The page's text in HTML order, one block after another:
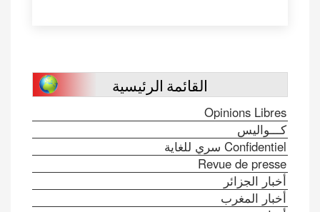
القائمة الرئيسية
Opinions Libres
كـــواليس
Confidentiel سري للغاية
Revue de presse
أخبار الجزائر
أخبار المغرب